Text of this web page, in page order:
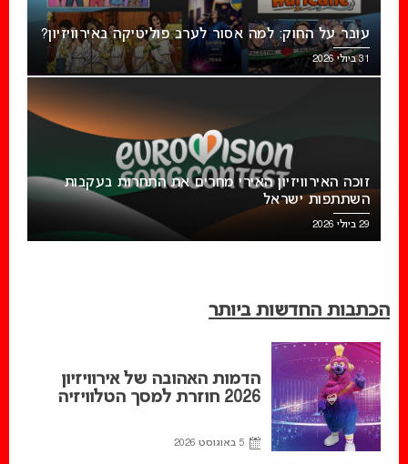
עובר על החוק: למה אסור לערב פוליטיקה באירוויזיון?
31 ביולי 2026
זוכה האירוויזיון האירי מחרים את התחרות בעקבות
השתתפות ישראל
29 ביולי 2026
הכתבות החדשות ביותר
הדמות האהובה של אירוויזיון
2026 חוזרת למסך הטלוויזיה
5 באוגוסט 2026